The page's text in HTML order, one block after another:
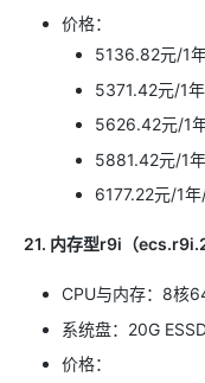
价格：
5136.82元/1
5371.42元/1
5626.42元/1
5881.42元/1
6177.22元/1
21. 内存型r9i（
CPU与内存：8核
系统盘：20G
价格：